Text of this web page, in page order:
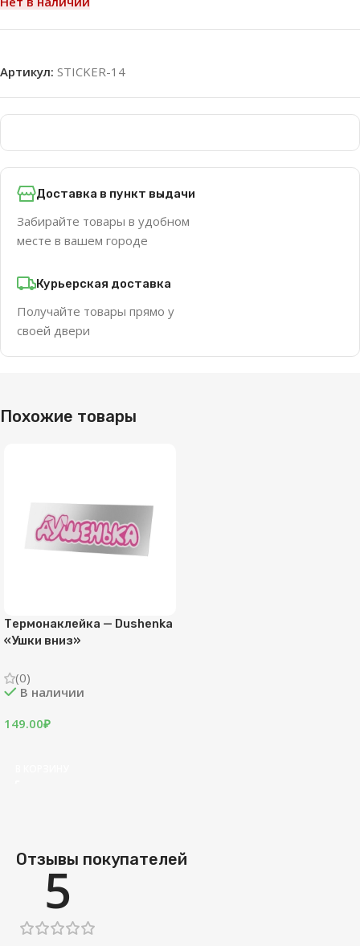
Артикул: STICKER-14
Доставка в пункт выдачи
Забирайте товары в удобном
месте в вашем городе
Курьерская доставка
Получайте товары прямо у
своей двери
Похожие товары
Термонаклейка — Dushenka
«Ушки вниз»
(0)
В наличии
149.00₽
Отзывы покупателей
5